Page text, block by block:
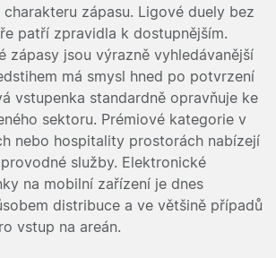
zápasu. Ligové duely bez
patří zpravidla k dostupnějším.
zápasy jsou výrazně vyhledávanější
má smysl hned po potvrzení
vstupenka standardně opravňuje ke
sektoru. Prémiové kategorie v
nebo hospitality prostorách nabízejí
služby. Elektronické
na mobilní zařízení je dnes
distribuce a ve většině případů
vstup na areán.